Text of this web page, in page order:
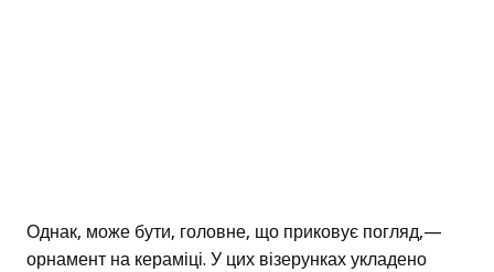
Однак, може бути, головне, що приковує погляд,—
орнамент на кераміці. У цих візерунках укладено